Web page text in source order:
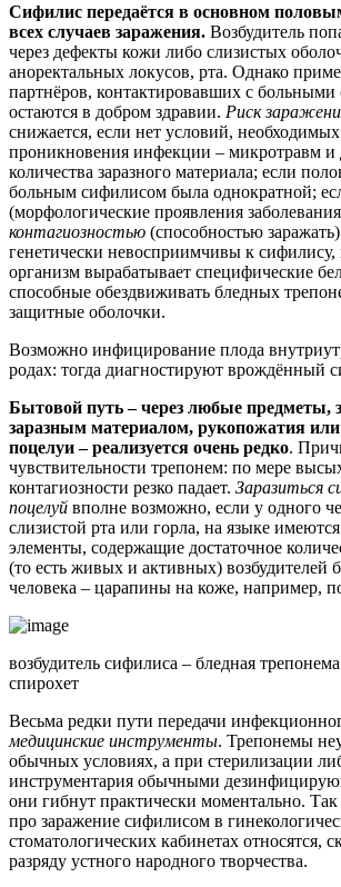
Сифилис передаётся в основном
всех случаев заражения. Возбудитель
через дефекты кожи либо слизистых
аноректальных локусов, рта. Однако
партнёров, контактировавших с
остаются в добром здравии. Риск
снижается, если нет условий,
проникновения инфекции – микротравм и
количества заразного материала; если
больным сифилисом была однократной;
(морфологические проявления
контагиозностью (способностью
генетически невосприимчивы к сифилису,
организм вырабатывает специфические
способные обездвиживать бледных
защитные оболочки.
Возможно инфицирование плода
родах: тогда диагностируют врождённый
Бытовой путь – через любые предметы,
заразным материалом, рукопожатия
поцелуи – реализуется очень редко.
чувствительности трепонем: по мере
контагиозности резко падает. Заразиться
поцелуй вполне возможно, если у одного
слизистой рта или горла, на языке
элементы, содержащие достаточное
(то есть живых и активных) возбудителей
человека – царапины на коже, например,
возбудитель сифилиса – бледная
спирохет
Весьма редки пути передачи
медицинские инструменты. Трепонемы
обычных условиях, а при стерилизации
инструментария обычными
они гибнут практически моментально. Так
про заражение сифилисом в
стоматологических кабинетах относятся,
разряду устного народного творчества.